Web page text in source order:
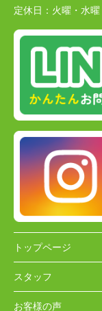
定休日： 火曜・水曜
トップページ
スタッフ
お客様の声